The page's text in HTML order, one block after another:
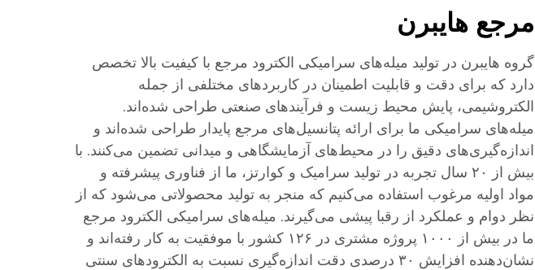
مرجع هایبرن
گروه هایبرن در تولید میله‌های سرامیکی الکترود مرجع با کیفیت بالا تخصص
دارد که برای دقت و قابلیت اطمینان در کاربردهای مختلفی از جمله
الکتروشیمی، پایش محیط زیست و فرآیندهای صنعتی طراحی شده‌اند.
میله‌های سرامیکی ما برای ارائه پتانسیل‌های مرجع پایدار طراحی شده‌اند و
اندازه‌گیری‌های دقیق را در محیط‌های آزمایشگاهی و میدانی تضمین می‌کنند. با
بیش از ۲۰ سال تجربه در تولید سرامیک و کوارتز، ما از فناوری پیشرفته و
مواد اولیه مرغوب استفاده می‌کنیم که منجر به تولید محصولاتی می‌شود که از
نظر دوام و عملکرد از رقبا پیشی می‌گیرند. میله‌های سرامیکی الکترود مرجع
ما در بیش از ۱۰۰۰ پروژه مشتری در ۱۲۶ کشور با موفقیت به کار رفته‌اند و
نشان‌دهنده افزایش ۳۰ درصدی دقت اندازه‌گیری نسبت به الکترودهای سنتی